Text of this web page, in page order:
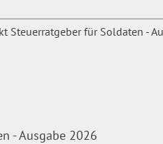
- Ausgabe 2026